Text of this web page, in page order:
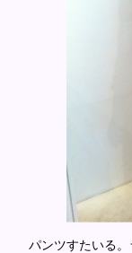
パンツすたいる。